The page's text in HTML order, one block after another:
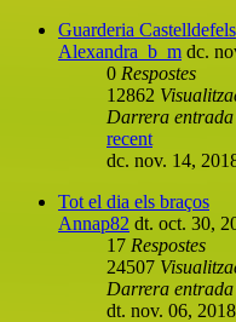
Guarderia Castelldefels
Alexandra_b_m dc.
0 Respostes
12862
Darrera entrada
recent
dc. nov. 14,
Tot el dia els braços
Annap82 dt. oct. 30,
17 Respostes
24507
Darrera entrada
dt. nov. 06,